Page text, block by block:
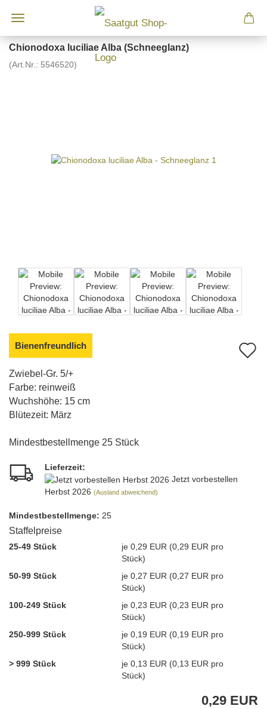
Chionodoxa luciliae Alba (Schneeglanz)
(Art.Nr.: 5546520)
Bienenfreundlich
Zwiebel-Gr. 5/+
Farbe: reinweiß
Wuchshöhe: 15 cm
Blütezeit: März
Mindestbestellmenge 25 Stück
Lieferzeit:
Jetzt vorbestellen
Herbst 2026 (Ausland abweichend)
Mindest­bestellmenge: 25
Staffelpreise
25-49 Stück
je 0,29 EUR (0,29 EUR pro
Stück)
50-99 Stück
je 0,27 EUR (0,27 EUR pro
Stück)
100-249 Stück
je 0,23 EUR (0,23 EUR pro
Stück)
250-999 Stück
je 0,19 EUR (0,19 EUR pro
Stück)
> 999 Stück
je 0,13 EUR (0,13 EUR pro
Stück)
0,29 EUR